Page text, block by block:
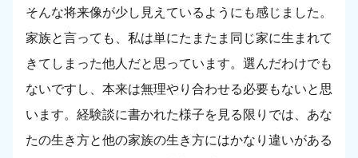
そんな将来像が少し見えているようにも感じました。
家族と言っても、私は単にたまたま同じ家に生まれて
きてしまった他人だと思っています。選んだわけでも
ないですし、本来は無理やり合わせる必要もないと思
います。経験談に書かれた様子を見る限りでは、あな
たの生き方と他の家族の生き方にはかなり違いがある